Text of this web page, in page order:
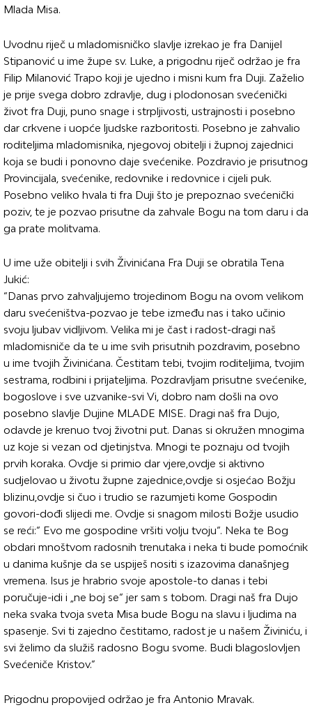
Mlada Misa.
Uvodnu riječ u mladomisničko slavlje izrekao je fra Danijel
Stipanović u ime župe sv. Luke, a prigodnu riječ održao je fra
Filip Milanović Trapo koji je ujedno i misni kum fra Duji. Zaželio
je prije svega dobro zdravlje, dug i plodonosan svećenički
život fra Duji, puno snage i strpljivosti, ustrajnosti i posebno
dar crkvene i uopće ljudske razboritosti. Posebno je zahvalio
roditeljima mladomisnika, njegovoj obitelji i župnoj zajednici
koja se budi i ponovno daje svećenike. Pozdravio je prisutnog
Provincijala, svećenike, redovnike i redovnice i cijeli puk.
Posebno veliko hvala ti fra Duji što je prepoznao svećenički
poziv, te je pozvao prisutne da zahvale Bogu na tom daru i da
ga prate molitvama.
U ime uže obitelji i svih Živinićana Fra Duji se obratila Tena
Jukić:
“Danas prvo zahvaljujemo trojedinom Bogu na ovom velikom
daru svećeništva-pozvao je tebe između nas i tako učinio
svoju ljubav vidljivom. Velika mi je čast i radost-dragi naš
mladomisniče da te u ime svih prisutnih pozdravim, posebno
u ime tvojih Živinićana. Čestitam tebi, tvojim roditeljima, tvojim
sestrama, rodbini i prijateljima. Pozdravljam prisutne svećenike,
bogoslove i sve uzvanike-svi Vi, dobro nam došli na ovo
posebno slavlje Dujine MLADE MISE. Dragi naš fra Dujo,
odavde je krenuo tvoj životni put. Danas si okružen mnogima
uz koje si vezan od djetinjstva. Mnogi te poznaju od tvojih
prvih koraka. Ovdje si primio dar vjere,ovdje si aktivno
sudjelovao u životu župne zajednice,ovdje si osjećao Božju
blizinu,ovdje si čuo i trudio se razumjeti kome Gospodin
govori-dođi slijedi me. Ovdje si snagom milosti Božje usudio
se reći:“ Evo me gospodine vršiti volju tvoju“. Neka te Bog
obdari mnoštvom radosnih trenutaka i neka ti bude pomoćnik
u danima kušnje da se uspiješ nositi s izazovima današnjeg
vremena. Isus je hrabrio svoje apostole-to danas i tebi
poručuje-idi i „ne boj se“ jer sam s tobom. Dragi naš fra Dujo
neka svaka tvoja sveta Misa bude Bogu na slavu i ljudima na
spasenje. Svi ti zajedno čestitamo, radost je u našem Živiniću, i
svi želimo da služiš radosno Bogu svome. Budi blagoslovljen
Svećeniče Kristov.”
Prigodnu propovijed održao je fra Antonio Mravak.